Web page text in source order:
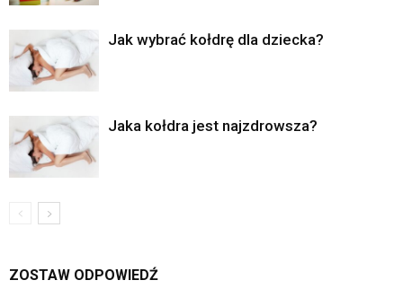
Jak wybrać kołdrę dla dziecka?
Jaka kołdra jest najzdrowsza?
ZOSTAW ODPOWIEDŹ